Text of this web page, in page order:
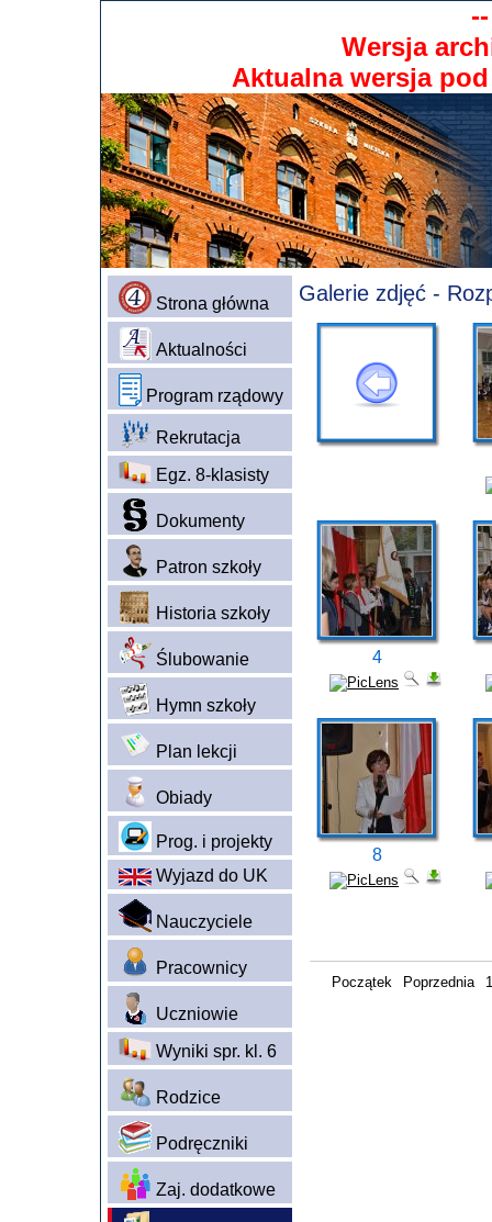
Wersja
Aktualna wersja
Strona główna
Aktualności
Program rządowy
Rekrutacja
Egz. 8-klasisty
Dokumenty
Patron szkoły
Historia szkoły
Ślubowanie
Hymn szkoły
Plan lekcji
Obiady
Prog. i projekty
Wyjazd do UK
Nauczyciele
Pracownicy
Uczniowie
Wyniki spr. kl. 6
Rodzice
Podręczniki
Zaj. dodatkowe
Galerie zdjęć -
4
8
Początek Poprzednia